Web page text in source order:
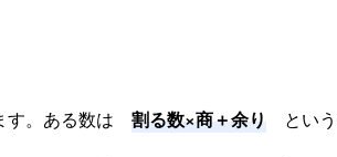
す。ある数は 割る数×商＋余り という